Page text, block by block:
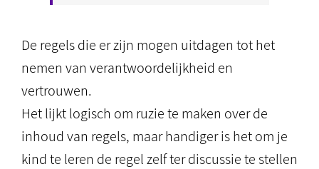
De regels die er zijn mogen uitdagen tot het
nemen van verantwoordelijkheid en
vertrouwen.
Het lijkt logisch om ruzie te maken over de
inhoud van regels, maar handiger is het om je
kind te leren de regel zelf ter discussie te stellen